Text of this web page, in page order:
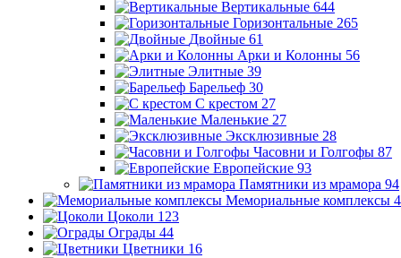
Вертикальные 644
Горизонтальные 265
Двойные 61
Арки и Колонны 56
Элитные 39
Барельеф 30
С крестом 27
Маленькие 27
Эксклюзивные 28
Часовни и Голгофы 87
Европейские 93
Памятники из мрамора 94
Мемориальные комплексы
Цоколи 123
Ограды 44
Цветники 16